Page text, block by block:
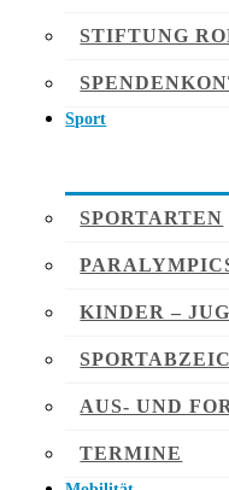
STIFTUNG
Sport
SPORTARTEN
KINDER –
AUS- UND
TERMINE